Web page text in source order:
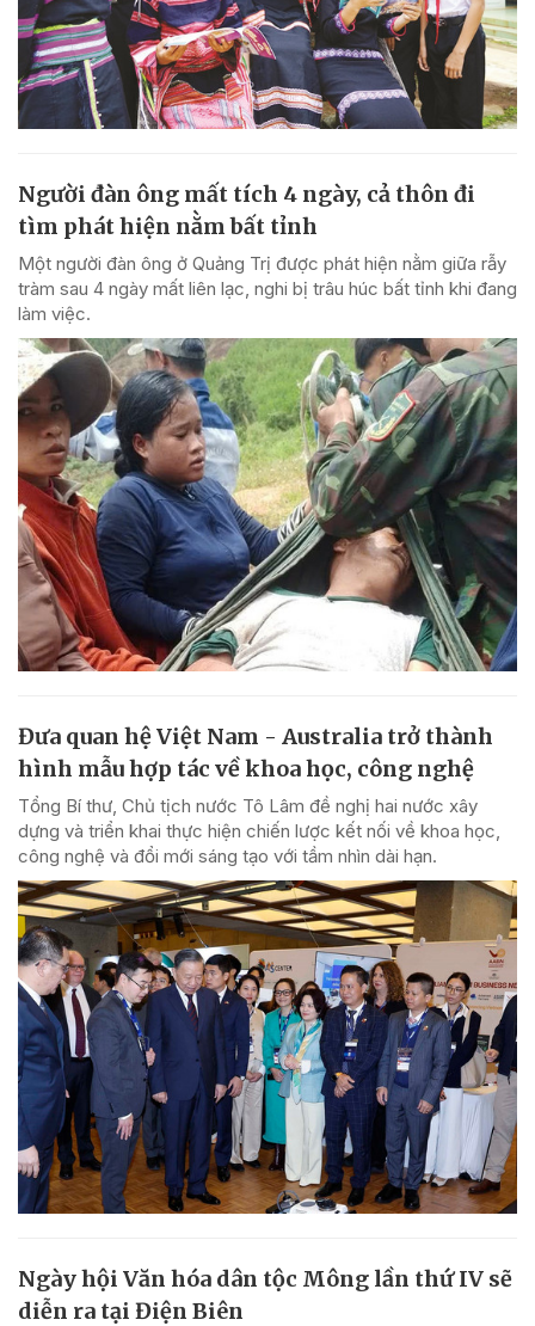
Người đàn ông mất tích 4 ngày, cả thôn đi
tìm phát hiện nằm bất tỉnh
Một người đàn ông ở Quảng Trị được phát hiện nằm giữa rẫy
tràm sau 4 ngày mất liên lạc, nghi bị trâu húc bất tỉnh khi đang
làm việc.
Đưa quan hệ Việt Nam - Australia trở thành
hình mẫu hợp tác về khoa học, công nghệ
Tổng Bí thư, Chủ tịch nước Tô Lâm đề nghị hai nước xây
dựng và triển khai thực hiện chiến lược kết nối về khoa học,
công nghệ và đổi mới sáng tạo với tầm nhìn dài hạn.
Ngày hội Văn hóa dân tộc Mông lần thứ IV sẽ
diễn ra tại Điện Biên